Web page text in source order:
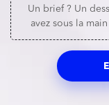
Un brief ? Un
avez sous la